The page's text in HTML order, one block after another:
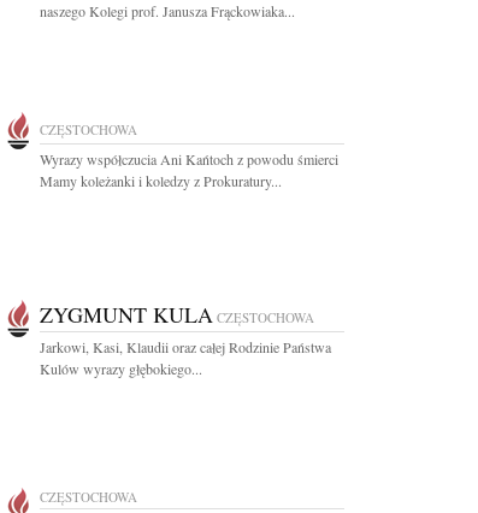
naszego Kolegi prof. Janusza Frąckowiaka...
CZĘSTOCHOWA
Wyrazy współczucia Ani Kańtoch z powodu śmierci
Mamy koleżanki i koledzy z Prokuratury...
ZYGMUNT KULA CZĘSTOCHOWA
Jarkowi, Kasi, Klaudii oraz całej Rodzinie Państwa
Kulów wyrazy głębokiego...
CZĘSTOCHOWA